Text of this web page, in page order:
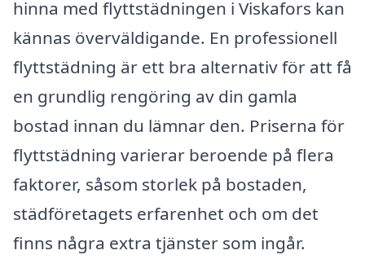
hinna med flyttstädningen i Viskafors kan
kännas överväldigande. En professionell
flyttstädning är ett bra alternativ för att få
en grundlig rengöring av din gamla
bostad innan du lämnar den. Priserna för
flyttstädning varierar beroende på flera
faktorer, såsom storlek på bostaden,
städföretagets erfarenhet och om det
finns några extra tjänster som ingår.